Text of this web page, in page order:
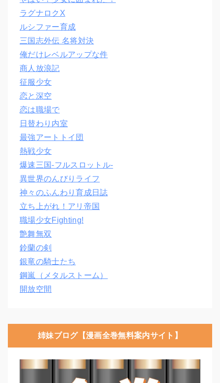
ラグナロクX
ルシファー育成
三国志外伝 名将対決
俺だけレベルアップな件
商人放浪記
征服少女
恋と深空
恋は職場で
日替わり内室
最強アートトイ団
熱戦少女
爆速三国‐フルスロットル‐
異世界のんびりライフ
神々のふんわり育成日誌
立ち上がれ！アリ帝国
職場少女Fighting!
艶舞無双
鈴蘭の剣
銀竜の騎士たち
鋼嵐（メタルストーム）
開放空間
姉妹ブログ【漫画全巻無料案内サイト】